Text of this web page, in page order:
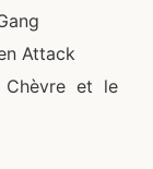
Attack
et le